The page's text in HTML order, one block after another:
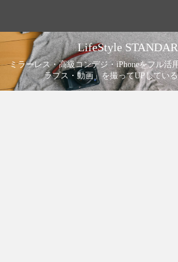
LifeStyle
ミラーレス・高級コンデジ・iPhoneをフル活
ラプス・動画」を撮ってUPしてい